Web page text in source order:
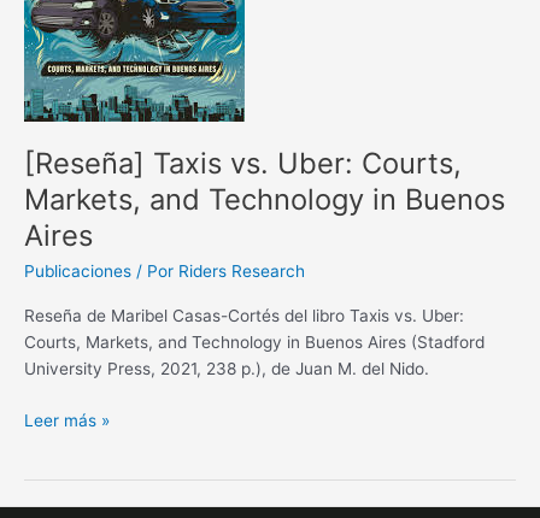
[Reseña] Taxis vs. Uber: Courts,
Markets, and Technology in Buenos
Aires
Publicaciones / Por Riders Research
Reseña de Maribel Casas-Cortés del libro Taxis vs. Uber:
Courts, Markets, and Technology in Buenos Aires (Stadford
University Press, 2021, 238 p.), de Juan M. del Nido.
in
Buenos
Aires
Leer más »